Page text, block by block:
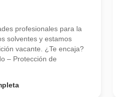
profesionales para la
solventes y estamos
vacante. ¿Te encaja?
– Protección de